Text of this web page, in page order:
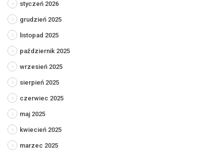
styczeń 2026
grudzień 2025
listopad 2025
październik 2025
wrzesień 2025
sierpień 2025
czerwiec 2025
maj 2025
kwiecień 2025
marzec 2025